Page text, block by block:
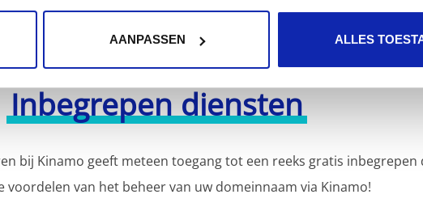
AANPASSEN ALLES
Inbegrepen diensten
bij Kinamo geeft meteen toegang tot een reeks gratis inbegrepen
voordelen van het beheer van uw domeinnaam via Kinamo!